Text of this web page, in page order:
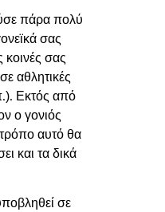
πάρα πολύ
σας
σας
αθλητικές
Εκτός από
ο γονιός
αυτό θα
και τα δικά
σε